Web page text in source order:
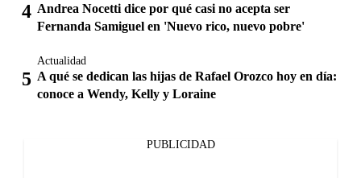
Andrea Nocetti dice por qué casi no acepta ser
Fernanda Samiguel en 'Nuevo rico, nuevo pobre'
Actualidad
A qué se dedican las hijas de Rafael Orozco hoy en día:
conoce a Wendy, Kelly y Loraine
PUBLICIDAD